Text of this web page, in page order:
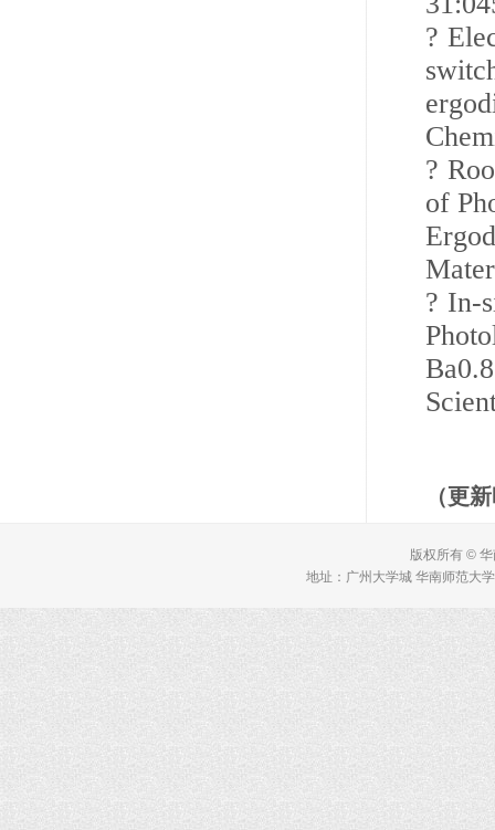
?
?
of
? In-
（更
版权所有 ©
地址：广州大学城 华南师范大